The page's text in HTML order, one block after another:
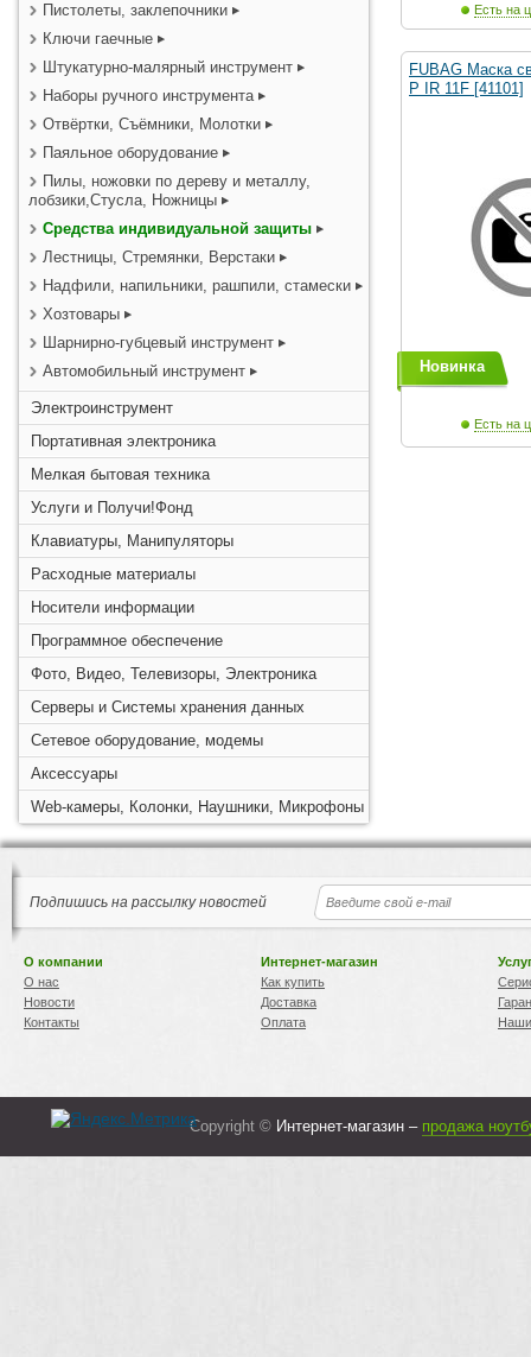
Пистолеты, заклепочники
Ключи гаечные
Штукатурно-малярный инструмент
Наборы ручного инструмента
Отвёртки, Съёмники, Молотки
Паяльное оборудование
Пилы, ножовки по дереву и металлу,
лобзики,Стусла, Ножницы
Средства индивидуальной защиты
Лестницы, Стремянки, Верстаки
Надфили, напильники, рашпили, стамески
Хозтовары
Шарнирно-губцевый инструмент
Автомобильный инструмент
Электроинструмент
Портативная электроника
Мелкая бытовая техника
Услуги и Получи!Фонд
Клавиатуры, Манипуляторы
Расходные материалы
Носители информации
Программное обеспечение
Фото, Видео, Телевизоры, Электроника
Серверы и Системы хранения данных
Сетевое оборудование, модемы
Аксессуары
Web-камеры, Колонки, Наушники, Микрофоны
Есть на
FUBAG Маска
P IR 11F [41101]
Новинка
Есть на
Подпишись на рассылку новостей
О компании
О нас
Новости
Контакты
Интернет-магазин
Как купить
Доставка
Оплата
Copyright © Интернет-магазин – продажа